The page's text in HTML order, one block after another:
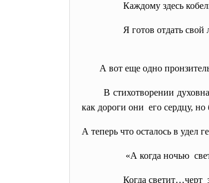
Каждому здесь
Я готов отдать свой
А вот еще одно
В стихотворении
как дороги они его сердцу,
А теперь что осталось в удел
«А когда ночью
Когда светит…черт